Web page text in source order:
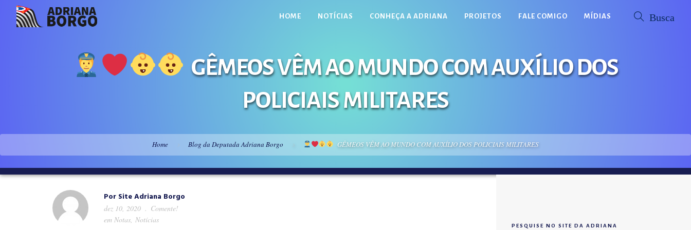
HOME NOTÍCIAS CONHEÇA A ADRIANA PROJETOS FALE COMIGO MÍDIAS
GÊMEOS VÊM AO MUNDO COM AUXÍLIO DOS
POLICIAIS MILITARES
Home Blog da Deputada Adriana Borgo GÊMEOS VÊM AO MUNDO COM AUXÍLIO DOS POLICIAIS MILITARES
Por Site Adriana Borgo
dez 10, 2020
Comente!
em Notas, Notícias
PESQUISE NO SITE DA ADRIANA